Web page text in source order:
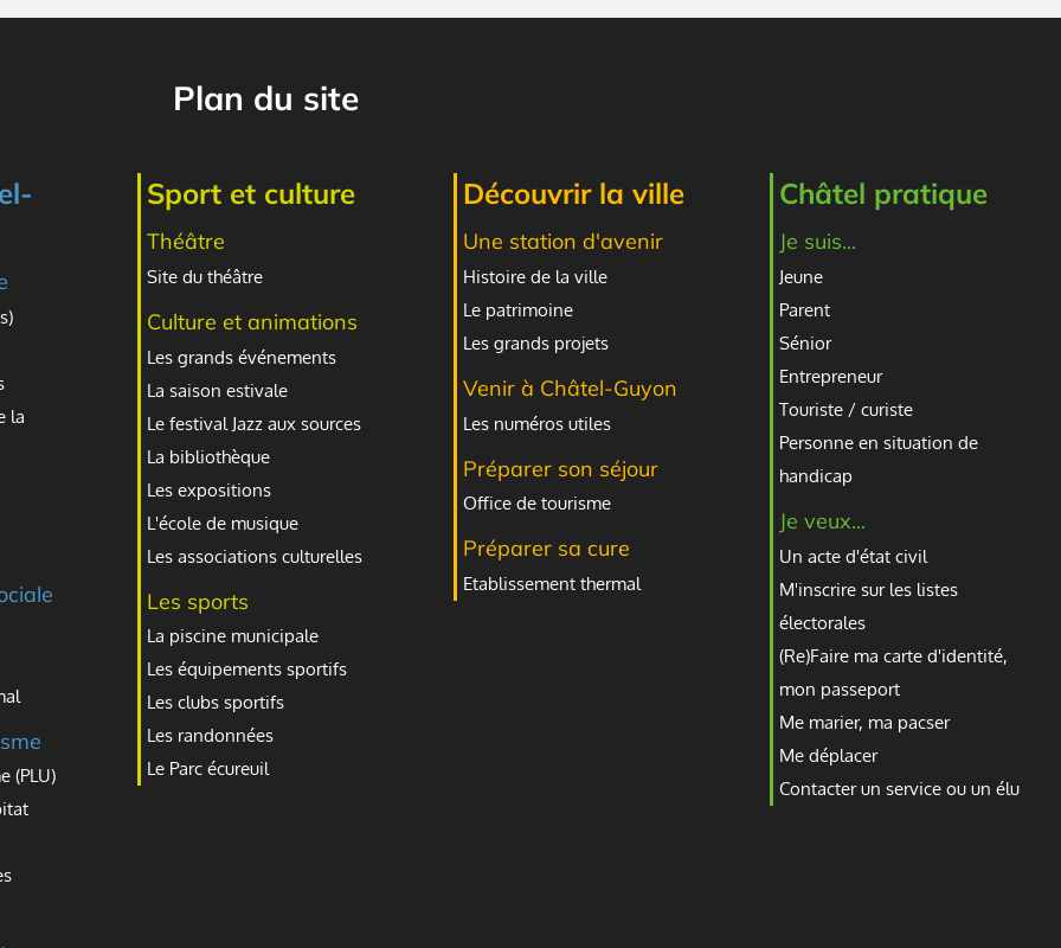
Plan du site
la
(PLU)
Sport et culture
Théâtre
Site du théâtre
Culture et animations
Les grands événements
La saison estivale
Le festival Jazz aux sources
La bibliothèque
Les expositions
L'école de musique
Les associations culturelles
Les sports
La piscine municipale
Les équipements sportifs
Les clubs sportifs
Les randonnées
Le Parc écureuil
Découvrir la ville
Une station d'avenir
Histoire de la ville
Le patrimoine
Les grands projets
Venir à Châtel-Guyon
Les numéros utiles
Préparer son séjour
Office de tourisme
Préparer sa cure
Etablissement thermal
Châtel pratique
Je suis...
Jeune
Parent
Sénior
Entrepreneur
Touriste / curiste
Personne en situation de
handicap
Je veux...
Un acte d'état civil
M'inscrire sur les listes
électorales
(Re)Faire ma carte d'identité,
mon passeport
Me marier, ma pacser
Me déplacer
Contacter un service ou un élu